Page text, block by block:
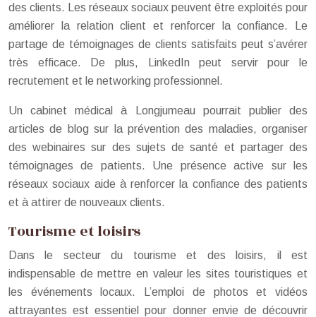
des clients. Les réseaux sociaux peuvent être exploités pour
améliorer la relation client et renforcer la confiance. Le
partage de témoignages de clients satisfaits peut s’avérer
très efficace. De plus, LinkedIn peut servir pour le
recrutement et le networking professionnel.
Un cabinet médical à Longjumeau pourrait publier des
articles de blog sur la prévention des maladies, organiser
des webinaires sur des sujets de santé et partager des
témoignages de patients. Une présence active sur les
réseaux sociaux aide à renforcer la confiance des patients
et à attirer de nouveaux clients.
Tourisme et loisirs
Dans le secteur du tourisme et des loisirs, il est
indispensable de mettre en valeur les sites touristiques et
les événements locaux. L’emploi de photos et vidéos
attrayantes est essentiel pour donner envie de découvrir